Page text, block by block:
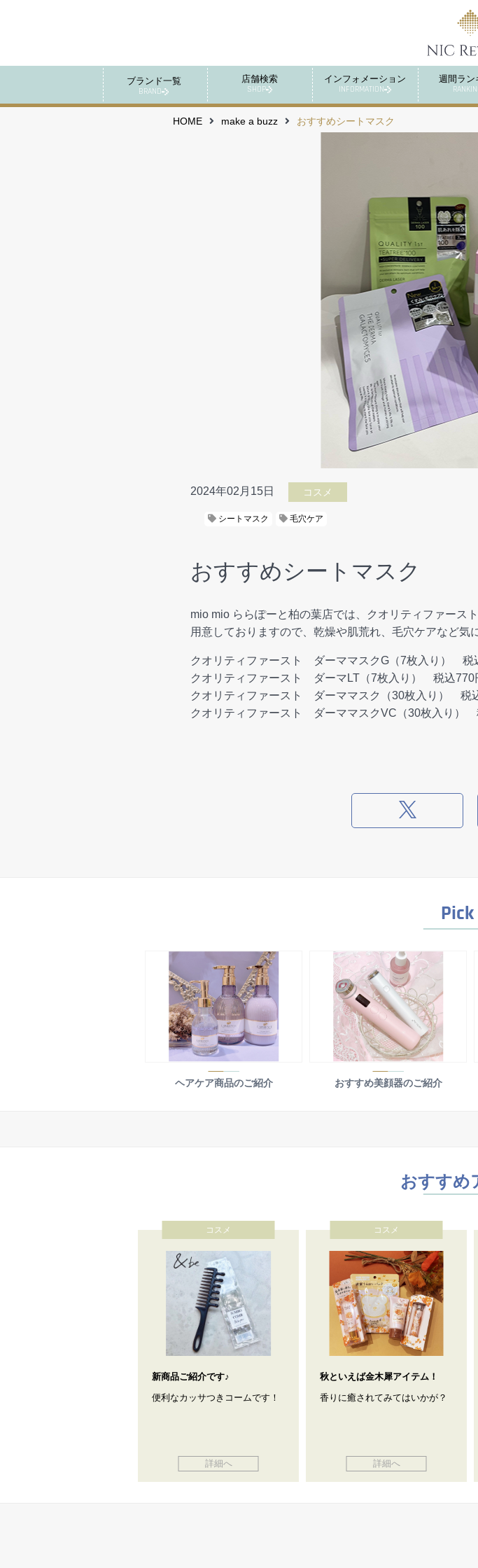
ブランド一覧
BRAND
店舗検索
SHOP
インフォメーション
INFORMATION
週間ラン
HOME make a buzz おすすめシートマスク
2024年02月15日 コスメ
シートマスク 毛穴ケア
おすすめシートマスク
mio mio ららぽーと柏の葉店では、クオリティファース
用意しておりますので、乾燥や肌荒れ、毛穴ケアなど気
クオリティファースト ダーママスクG（7枚入り） 税
クオリティファースト ダーマLT（7枚入り） 税込770
クオリティファースト ダーママスク（30枚入り） 税
クオリティファースト ダーママスクVC（30枚入り）
Pick
ヘアケア商品のご紹介 おすすめ美顔器のご紹介
おすすめ
コスメ
新商品ご紹介です♪
便利なカッサつきコームです！
詳細へ
コスメ
秋といえば金木犀アイテム！
香りに癒されてみてはいかが？
詳細へ